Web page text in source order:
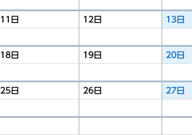
11日 12日 13日
18日 19日 20日
25日 26日 27日